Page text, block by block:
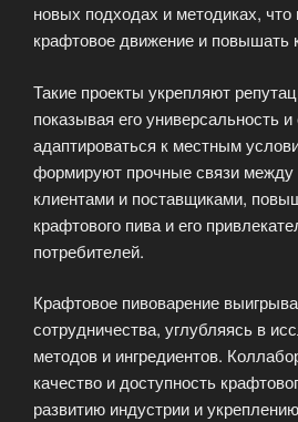
новых подходах и методиках, что
крафтовое движение и повышать
Такие проекты укрепляют
показывая его универсальность
адаптироваться к местным
формируют прочные связи между
клиентами и поставщиками,
крафтового пива и его
потребителей.
Крафтовое пивоварение
сотрудничества, углубляясь в
методов и ингредиентов.
качество и доступность
развитию индустрии и